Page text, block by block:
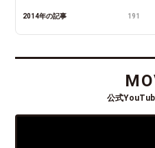
2014年の記事 191
公式